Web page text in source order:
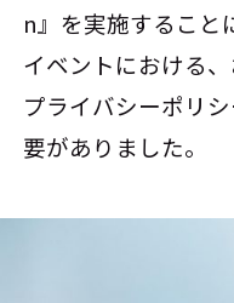
n』を実施すること
イベントにおける
プライバシーポリ
要がありました。